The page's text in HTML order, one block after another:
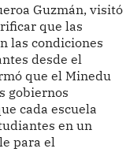
Guzmán, visitó
que las
las condiciones
desde el
que el Minedu
gobiernos
cada escuela
en un
para el